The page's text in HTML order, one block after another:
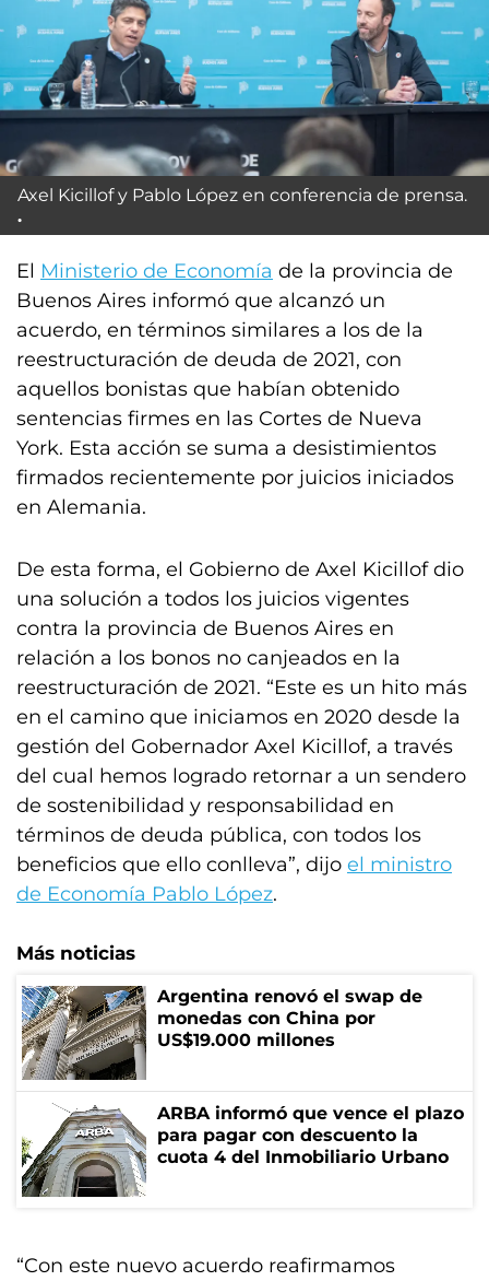
Axel Kicillof y Pablo López en conferencia de prensa.
El Ministerio de Economía de la provincia de
Buenos Aires informó que alcanzó un
acuerdo, en términos similares a los de la
reestructuración de deuda de 2021, con
aquellos bonistas que habían obtenido
sentencias firmes en las Cortes de Nueva
York. Esta acción se suma a desistimientos
firmados recientemente por juicios iniciados
en Alemania.
De esta forma, el Gobierno de Axel Kicillof dio
una solución a todos los juicios vigentes
contra la provincia de Buenos Aires en
relación a los bonos no canjeados en la
reestructuración de 2021. “Este es un hito más
en el camino que iniciamos en 2020 desde la
gestión del Gobernador Axel Kicillof, a través
del cual hemos logrado retornar a un sendero
de sostenibilidad y responsabilidad en
términos de deuda pública, con todos los
beneficios que ello conlleva”, dijo el ministro
de Economía Pablo López.
Más noticias
Argentina renovó el swap de
monedas con China por
US$19.000 millones
ARBA informó que vence el plazo
para pagar con descuento la
cuota 4 del Inmobiliario Urbano
“Con este nuevo acuerdo reafirmamos